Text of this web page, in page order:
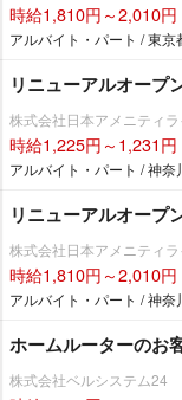
時給1,810円～2,010円
アルバイト・パート / 東京
リニューアルオープ
株式会社日本アメニティ
時給1,225円～1,231円
アルバイト・パート / 神奈
リニューアルオープ
株式会社日本アメニティ
時給1,810円～2,010円
アルバイト・パート / 神奈
ホームルーターのお
株式会社ベルシステム24